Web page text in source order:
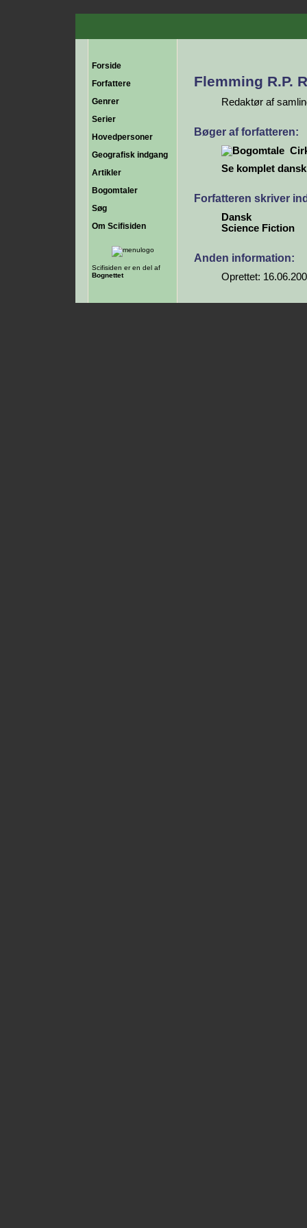
Forside
Forfattere
Genrer
Serier
Hovedpersoner
Geografisk indgang
Artikler
Bogomtaler
Søg
Om Scifisiden
Scifisiden er en del af
Bognettet
Flemming R.P.
Redaktør af
Bøger af forfatteren:
Se komplet
Forfatteren skriver
Dansk
Science Fiction
Anden information:
Oprettet: